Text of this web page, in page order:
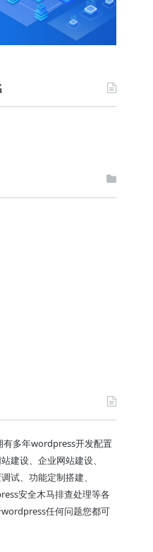
有多年wordpress开发配置
建设、企业网站建设、
试、功能定制搭建、
安全木马排查处理等各
任何问题您都可